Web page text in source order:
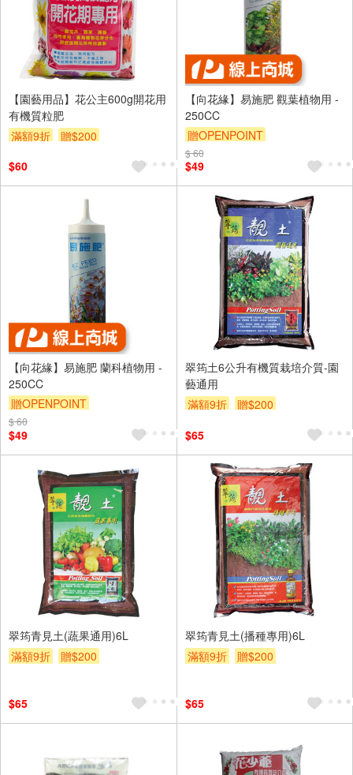
【園藝用品】花公主600g開花用
有機質粒肥
滿額9折
贈$200
$60
【向花緣】易施肥 觀葉植物用 -
250CC
贈OPENPOINT
$ 60
$49
【向花緣】易施肥 蘭科植物用 -
250CC
贈OPENPOINT
$ 60
$49
翠筠土6公升有機質栽培介質-園
藝通用
滿額9折
贈$200
$65
翠筠青見土(蔬果通用)6L
滿額9折
贈$200
$65
翠筠青見土(播種專用)6L
滿額9折
贈$200
$65